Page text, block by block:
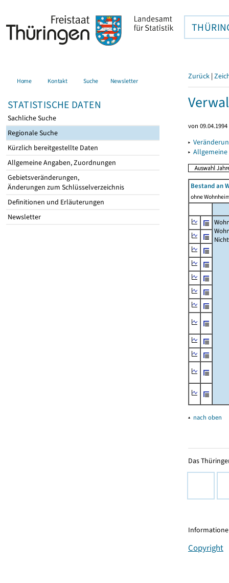
Home Kontakt Suche Newsletter
STATISTISCHE DATEN
Sachliche Suche
Regionale Suche
Kürzlich bereitgestellte Daten
Allgemeine Angaben, Zuordnungen
Gebietsveränderungen,
Änderungen zum Schlüsselverzeichnis
Definitionen und Erläuterungen
Newsletter
Zurück |
von
▸
▸
Bestand an
ohne
▴ nach oben
Das
Copyright